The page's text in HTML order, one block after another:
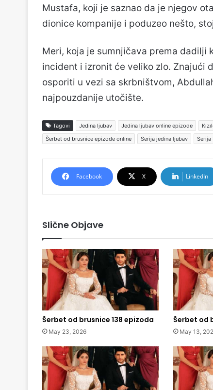
Mustafa, koji je saznao da je njegov
dionice kompanije i poduzeo nešto,
Meri, koja je sumnjičava prema dadilji
incident i izronit će veliko zlo. Znajući
osporiti u vezi sa skrbništvom,
najpouzdanije utočište.
Tagovi Jedina ljubav Jedina ljubav online epizode
Šerbet od brusnice epizode online
Serija jedina ljubav Serija
Facebook X LinkedIn
Slične Objave
Šerbet od brusnice 138 epizoda
May 23, 2026
Šerbet od
May 13,